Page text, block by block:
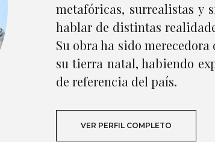
metafóricas, surrealistas y
hablar de distintas
Su obra ha sido
su tierra natal, habiendo
de referencia del país.
VER PERFIL COMPLETO